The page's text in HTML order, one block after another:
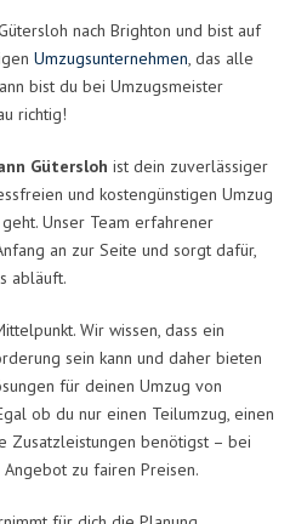
nach Brighton und bist auf
Umzugsunternehmen, das alle
bist du bei Umzugsmeister
richtig!
Gütersloh ist dein zuverlässiger
und kostengünstigen Umzug
Unser Team erfahrener
an zur Seite und sorgt dafür,
abläuft.
Wir wissen, dass ein
sein kann und daher bieten
für deinen Umzug von
ob du nur einen Teilumzug, einen
Zusatzleistungen benötigst – bei
zu fairen Preisen.